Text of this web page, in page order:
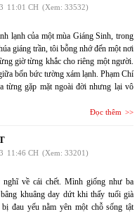
11:01 CH (Xem: 33532)
lạnh của một mùa Giáng Sinh, trong
giáng trần, tôi bỗng nhớ đến một nơi
giờ từng khắc cho riêng một người.
bốn bức tường xám lạnh. Phạm Chí
từng gặp mặt ngoài đời nhưng lại vô
Đọc thêm
11:46 CH (Xem: 33201)
nghĩ về cái chết. Mình giống như ba
khuâng day dứt khi thấy tuổi già
đau yếu nằm yên một chỗ sống tật